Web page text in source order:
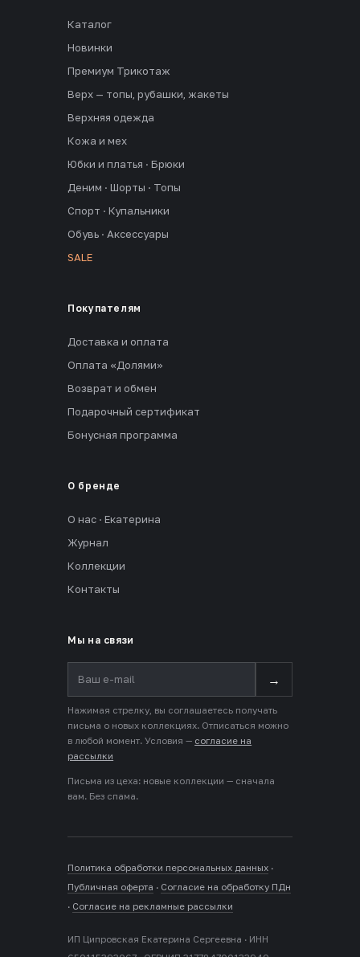
Каталог
Новинки
Премиум Трикотаж
Верх — топы, рубашки, жакеты
Верхняя одежда
Кожа и мех
Юбки и платья · Брюки
Деним · Шорты · Топы
Спорт · Купальники
Обувь · Аксессуары
SALE
Покупателям
Доставка и оплата
Оплата «Долями»
Возврат и обмен
Подарочный сертификат
Бонусная программа
О бренде
О нас · Екатерина
Журнал
Коллекции
Контакты
Мы на связи
→
Нажимая стрелку, вы соглашаетесь получать
письма о новых коллекциях. Отписаться можно
в любой момент. Условия — согласие на
рассылки
Письма из цеха: новые коллекции — сначала
вам. Без спама.
Политика обработки персональных данных ·
Публичная оферта · Согласие на обработку ПДн
· Согласие на рекламные рассылки
ИП Ципровская Екатерина Сергеевна · ИНН